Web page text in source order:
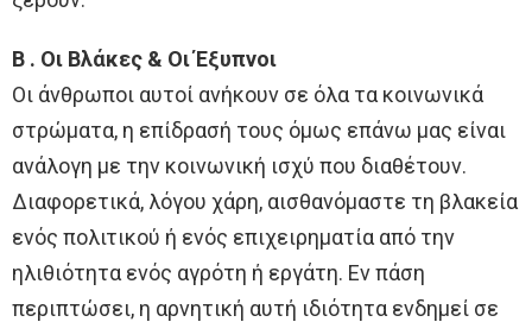
Β . Οι Βλάκες & Οι Έξυπνοι
Οι άνθρωποι αυτοί ανήκουν σε όλα τα κοινωνικά
στρώματα, η επίδρασή τους όμως επάνω μας είναι
ανάλογη με την κοινωνική ισχύ που διαθέτουν.
Διαφορετικά, λόγου χάρη, αισθανόμαστε τη βλακεία
ενός πολιτικού ή ενός επιχειρηματία από την
ηλιθιότητα ενός αγρότη ή εργάτη. Εν πάση
περιπτώσει, η αρνητική αυτή ιδιότητα ενδημεί σε